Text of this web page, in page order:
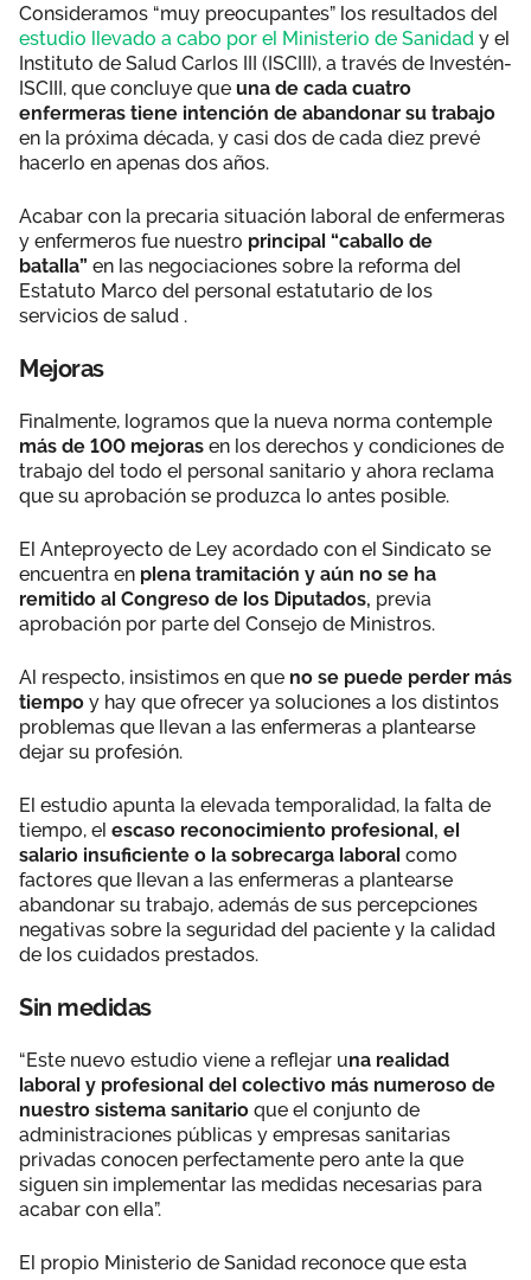
Consideramos “muy preocupantes” los resultados del
estudio llevado a cabo por el Ministerio de Sanidad y el
Instituto de Salud Carlos III (ISCIII), a través de Investén-
ISCIII, que concluye que una de cada cuatro
enfermeras tiene intención de abandonar su trabajo
en la próxima década, y casi dos de cada diez prevé
hacerlo en apenas dos años.
Acabar con la precaria situación laboral de enfermeras
y enfermeros fue nuestro principal “caballo de
batalla” en las negociaciones sobre la reforma del
Estatuto Marco del personal estatutario de los
servicios de salud .
Mejoras
Finalmente, logramos que la nueva norma contemple
más de 100 mejoras en los derechos y condiciones de
trabajo del todo el personal sanitario y ahora reclama
que su aprobación se produzca lo antes posible.
El Anteproyecto de Ley acordado con el Sindicato se
encuentra en plena tramitación y aún no se ha
remitido al Congreso de los Diputados, previa
aprobación por parte del Consejo de Ministros.
Al respecto, insistimos en que no se puede perder más
tiempo y hay que ofrecer ya soluciones a los distintos
problemas que llevan a las enfermeras a plantearse
dejar su profesión.
El estudio apunta la elevada temporalidad, la falta de
tiempo, el escaso reconocimiento profesional, el
salario insuficiente o la sobrecarga laboral como
factores que llevan a las enfermeras a plantearse
abandonar su trabajo, además de sus percepciones
negativas sobre la seguridad del paciente y la calidad
de los cuidados prestados.
Sin medidas
“Este nuevo estudio viene a reflejar una realidad
laboral y profesional del colectivo más numeroso de
nuestro sistema sanitario que el conjunto de
administraciones públicas y empresas sanitarias
privadas conocen perfectamente pero ante la que
siguen sin implementar las medidas necesarias para
acabar con ella”.
El propio Ministerio de Sanidad reconoce que esta